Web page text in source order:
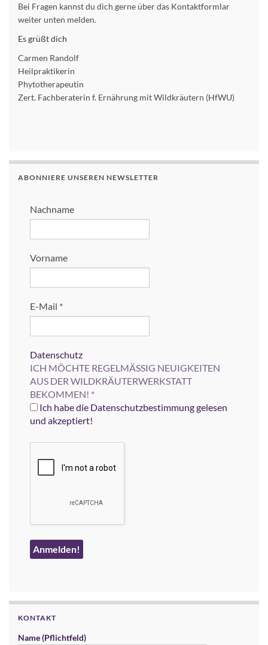
Bei Fragen kannst du dich gerne über das Kontaktformlar
weiter unten melden.
Es grüßt dich
Carmen Randolf
Heilpraktikerin
Phytotherapeutin
Zert. Fachberaterin f. Ernährung mit Wildkräutern (HfWU)
ABONNIERE UNSEREN NEWSLETTER
Nachname
Vorname
E-Mail *
Datenschutz
ICH MÖCHTE REGELMÄSSIG NEUIGKEITEN
AUS DER WILDKRÄUTERWERKSTATT
BEKOMMEN! *
Ich habe die Datenschutzbestimmung gelesen
und akzeptiert!
KONTAKT
Name (Pflichtfeld)